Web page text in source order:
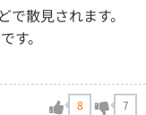
散見されます。
す。
8 7